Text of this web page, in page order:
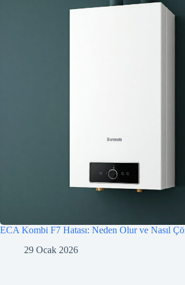
ECA Kombi F7 Hatası: Neden Olur ve Nasıl
29 Ocak 2026